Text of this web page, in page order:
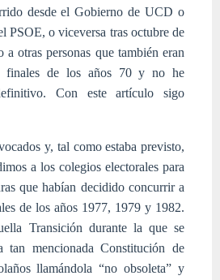
desde el Gobierno de UCD o
PSOE, o viceversa tras octubre de
a otras personas que también eran
finales de los años 70 y no he
Con este artículo sigo
y, tal como estaba previsto,
a los colegios electorales para
que habían decidido concurrir a
de los años 1977, 1979 y 1982.
Transición durante la que se
mencionada Constitución de
llamándola “no obsoleta” y